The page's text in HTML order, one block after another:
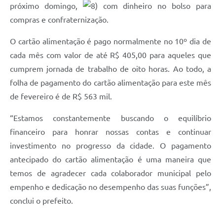
próximo domingo,
com dinheiro no bolso para
compras e confraternização.
O cartão alimentação é pago normalmente no 10º dia de
cada mês com valor de até R$ 405,00 para aqueles que
cumprem jornada de trabalho de oito horas. Ao todo, a
folha de pagamento do cartão alimentação para este mês
de fevereiro é de R$ 563 mil.
“Estamos constantemente buscando o equilíbrio
financeiro para honrar nossas contas e continuar
investimento no progresso da cidade. O pagamento
antecipado do cartão alimentação é uma maneira que
temos de agradecer cada colaborador municipal pelo
empenho e dedicação no desempenho das suas funções”,
conclui o prefeito.